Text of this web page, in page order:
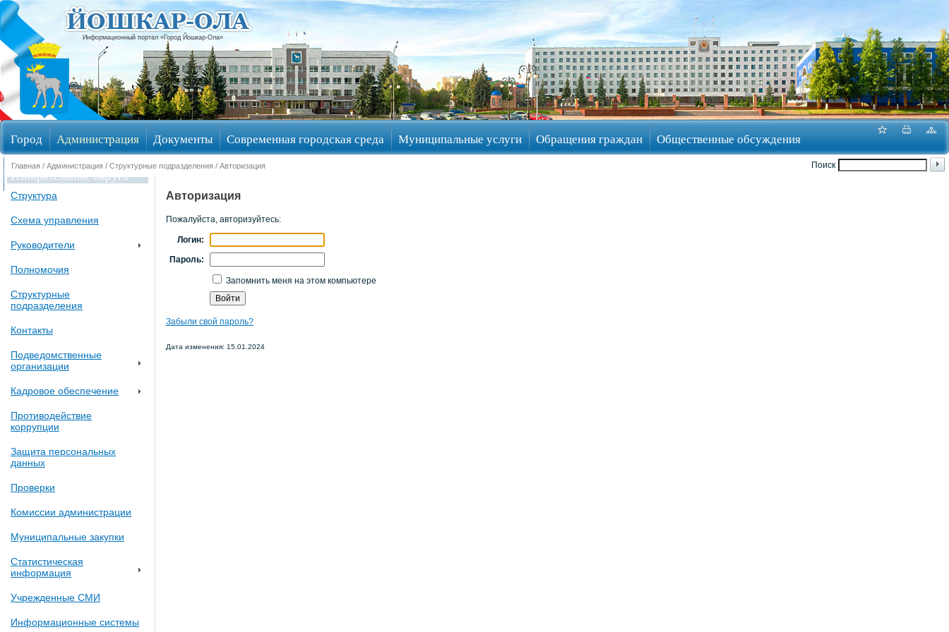
Информационный портал «Город Йошкар-Ола»
Город Администрация Документы Современная городская среда Муниципальные услуги Обращения граждан Общественные обсуждения
Избирательные округа
Поиск
Главная / Администрация / Структурные подразделения / Авторизация
Структура
Схема управления
Руководители
Полномочия
Структурные
подразделения
Контакты
Подведомственные
организации
Кадровое обеспечение
Противодействие
коррупции
Защита персональных
данных
Проверки
Комиссии администрации
Муниципальные закупки
Статистическая
информация
Учрежденные СМИ
Информационные системы
Авторизация
Пожалуйста, авторизуйтесь:
Логин:
Пароль:
Запомнить меня на этом компьютере
Забыли свой пароль?
Дата изменения: 15.01.2024